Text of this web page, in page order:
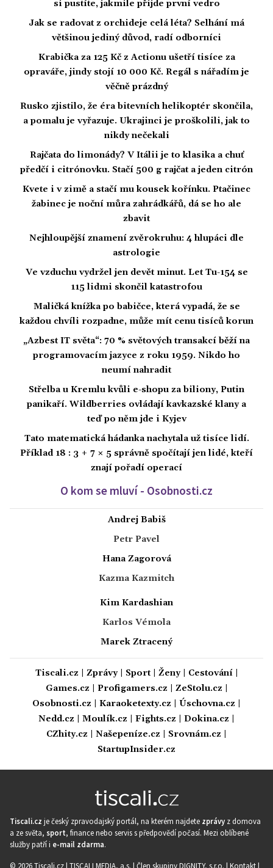
si pustíte, jakmile přijde první vedro
Jak se radovat z orchideje celá léta? Selhání má
většinou jediný důvod, radí odborníci
Krabička za 125 Kč z Actionu ušetří tisíce za
opraváře, jindy stojí 10 000 Kč. Regál s nářadím je
věčně prázdný
Rusko zjistilo, že éra bitevních helikoptér skončila,
a pomalu je vyřazuje. Ukrajinci je proškolili, jak to
nikdy nečekali
Rajčata do limonády? V Itálii je to klasika a chuť
předčí i citrónovku. Stačí 500 g rajčat a jeden citrón
Kvete i v zimě a stačí mu kousek kořínku. Ptačinec
žabinec je noční můra zahrádkářů, dá se ho ale
zbavit
Nejhloupější znamení zvěrokruhu: 4 hlupáci dle
astrologie
Ve vzduchu vydržel jen devět minut. Let Tu-154 se
115 lidmi skončil katastrofou
Maličká knížka po babičce, která vypadá, že se
každou chvíli rozpadne, může mít cenu tisíců korun
„Azbest IT světa“: 70 % světových transakcí běží na
programovacím jazyce z roku 1959. Nikdo ho
neumí nahradit
Střelba u Kremlu kvůli e-shopu za biliony, Putin
panikaří. Wildberries ovládají kavkazské klany a
teď po něm jde i Kyjev
Tato matematická hádanka nachytala už tisíce lidí.
Příklad 18 : 3 + 7 × 5 správně spočítají jen lidé, kteří
znají pořadí operací
O kom se mluví - Osobnosti.cz
Andrej Babiš
Petr Pavel
Hana Zagorová
Kazma Kazmitch
Kim Kardashian
Karlos Vémola
Marek Ztracený
Tiscali.cz Zprávy| Sport| Ženy| Cestování|
Games.cz
Profigamers.cz ZeStolu.cz
Osobnosti.cz
Karaoketexty.cz Úschovna.cz
Nedd.cz
Moulík.cz Fights.cz Dokina.cz
CZhity.cz
Našepeníze.cz Srovnám.cz
StartupInsider.cz
Tiscali.cz je český zpravodajský portál, na kterém najdete zprávy z domova
a ze světa, sport, finance nebo servis s předpovědí počasí. Mezi oblíbené
služby patří i e-mail zdarma.
© 2026 Tiscali.cz | TISCALI MEDIA, a.s. | Člen skupiny DIGNITY, s.r.o. | Kontakt|